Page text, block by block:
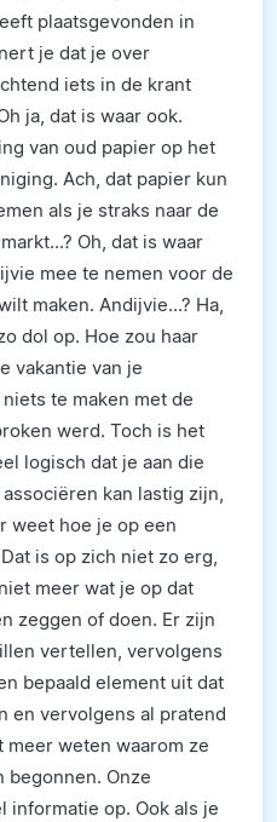
plaatsgevonden in
je dat je over
iets in de krant
ja, dat is waar ook.
van oud papier op het
Ach, dat papier kun
als je straks naar de
Oh, dat is waar
mee te nemen voor de
maken. Andijvie...? Ha,
dol op. Hoe zou haar
vakantie van je
te maken met de
werd. Toch is het
logisch dat je aan die
kan lastig zijn,
weet hoe je op een
is op zich niet zo erg,
meer wat je op dat
zeggen of doen. Er zijn
vertellen, vervolgens
bepaald element uit dat
en vervolgens al pratend
meer weten waarom ze
begonnen. Onze
informatie op. Ook als je